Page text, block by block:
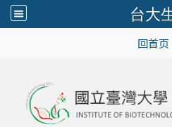
台大
回首页